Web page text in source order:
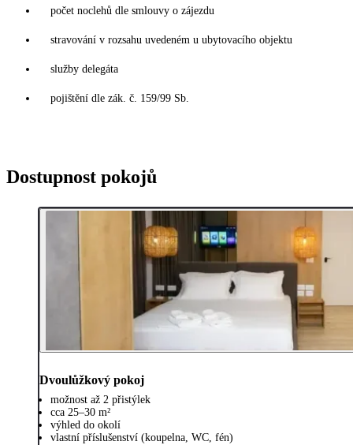
počet noclehů dle smlouvy o zájezdu
stravování v rozsahu uvedeném u ubytovacího objektu
služby delegáta
pojištění dle zák. č. 159/99 Sb.
Dostupnost pokojů
Dvoulůžkový pokoj
možnost až 2 přistýlek
cca 25–30 m²
výhled do okolí
vlastní příslušenství (koupelna, WC, fén)